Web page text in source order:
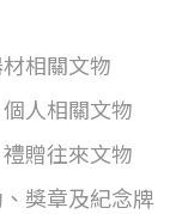
相關文物
人相關文物
贈往來文物
獎章及紀念牌